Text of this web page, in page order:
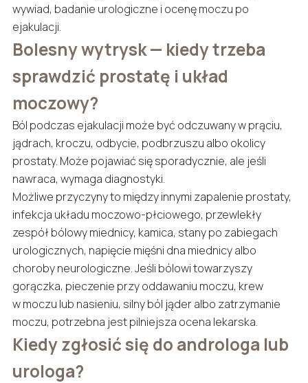
wywiad, badanie urologiczne i ocenę moczu po
ejakulacji.
Bolesny wytrysk — kiedy trzeba
sprawdzić prostatę i układ
moczowy?
Ból podczas ejakulacji może być odczuwany w prąciu,
jądrach, kroczu, odbycie, podbrzuszu albo okolicy
prostaty. Może pojawiać się sporadycznie, ale jeśli
nawraca, wymaga diagnostyki.
Możliwe przyczyny to między innymi zapalenie prostaty,
infekcja układu moczowo-płciowego, przewlekły
zespół bólowy miednicy, kamica, stany po zabiegach
urologicznych, napięcie mięśni dna miednicy albo
choroby neurologiczne. Jeśli bólowi towarzyszy
gorączka, pieczenie przy oddawaniu moczu, krew
w moczu lub nasieniu, silny ból jąder albo zatrzymanie
moczu, potrzebna jest pilniejsza ocena lekarska.
Kiedy zgłosić się do androloga lub
urologa?